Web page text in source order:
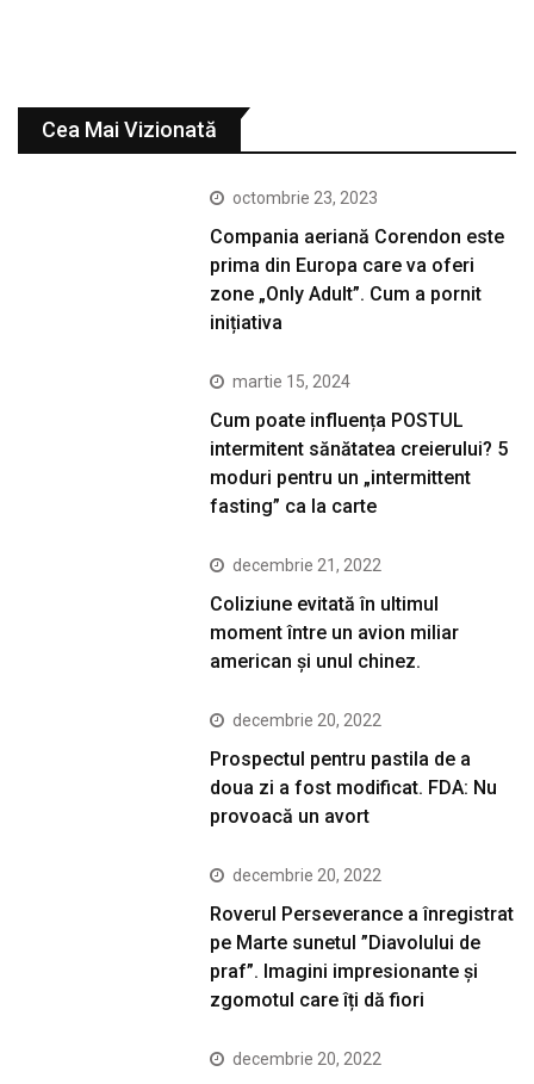
Cea Mai Vizionată
octombrie 23, 2023
Compania aeriană Corendon este
prima din Europa care va oferi
zone „Only Adult”. Cum a pornit
inițiativa
martie 15, 2024
Cum poate influența POSTUL
intermitent sănătatea creierului? 5
moduri pentru un „intermittent
fasting” ca la carte
decembrie 21, 2022
Coliziune evitată în ultimul
moment între un avion miliar
american şi unul chinez.
decembrie 20, 2022
Prospectul pentru pastila de a
doua zi a fost modificat. FDA: Nu
provoacă un avort
decembrie 20, 2022
Roverul Perseverance a înregistrat
pe Marte sunetul ”Diavolului de
praf”. Imagini impresionante și
zgomotul care îți dă fiori
decembrie 20, 2022